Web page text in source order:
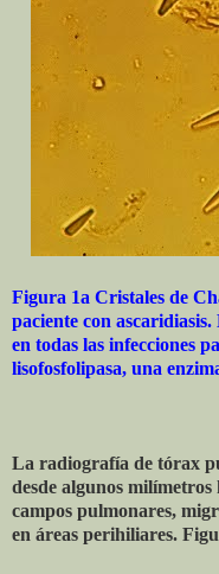
Figura 1a Cristales de
paciente con
en todas las infecciones
lisofosfolipasa, una
La radiografía de tórax
desde algunos
campos pulmonares,
en áreas perihiliares.